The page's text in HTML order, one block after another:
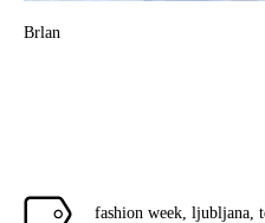
Brlan
fashion week ljubljana